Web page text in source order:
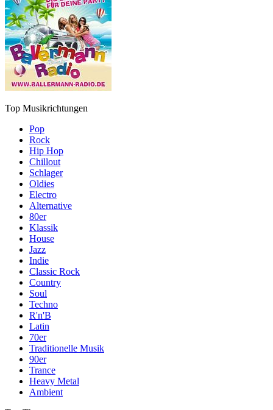
Top Musikrichtungen
Pop
Rock
Hip Hop
Chillout
Schlager
Oldies
Electro
Alternative
80er
Klassik
House
Jazz
Indie
Classic Rock
Country
Soul
Techno
R'n'B
Latin
70er
Traditionelle Musik
90er
Trance
Heavy Metal
Ambient